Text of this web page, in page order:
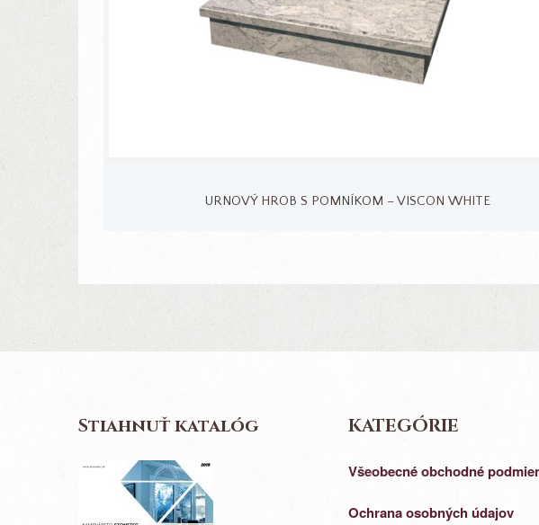
URNOVÝ HROB S POMNÍKOM – VISCON WHITE
Stiahnuť katalóg KATEGÓRIE
Všeobecné obchodné
Ochrana osobných údajov